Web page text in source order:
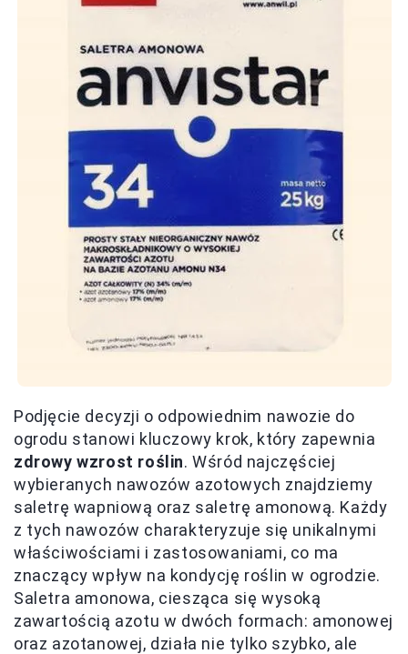
Podjęcie decyzji o odpowiednim nawozie do
ogrodu stanowi kluczowy krok, który zapewnia
zdrowy wzrost roślin. Wśród najczęściej
wybieranych nawozów azotowych znajdziemy
saletrę wapniową oraz saletrę amonową. Każdy
z tych nawozów charakteryzuje się unikalnymi
właściwościami i zastosowaniami, co ma
znaczący wpływ na kondycję roślin w ogrodzie.
Saletra amonowa, ciesząca się wysoką
zawartością azotu w dwóch formach: amonowej
oraz azotanowej, działa nie tylko szybko, ale